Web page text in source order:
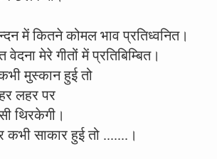
में कितने कोमल भाव प्रतिध्वनित।
वेदना मेरे गीतों में प्रतिबिम्बित।
मुस्कान हुई तो
लहर पर
थिरकेगी।
कभी साकार हुई तो .......।